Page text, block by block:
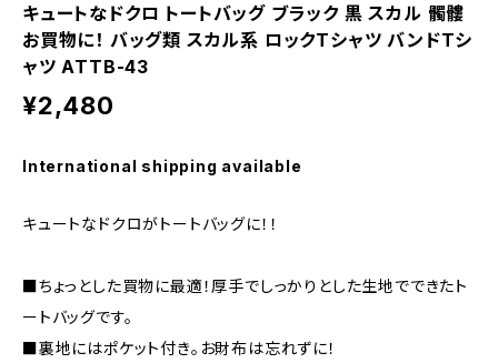
キュートなドクロ トートバッグ ブラック 黒 スカル 髑髏
お買物に！ バッグ類 スカル系 ロックTシャツ バンドTシ
ャツ ATTB-43
¥2,480
International shipping available
キュートなドクロがトートバッグに！！
■ちょっとした買物に最適！厚手でしっかりとした生地でできたト
ートバッグです。
■裏地にはポケット付き。お財布は忘れずに！